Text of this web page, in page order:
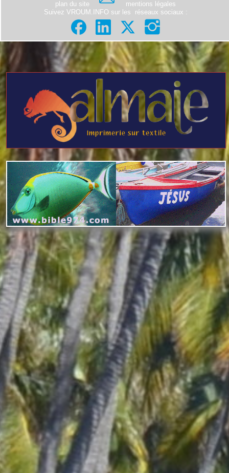
plan du site
mentions légales
Suivez VROUM.INFO sur les
réseaux sociaux :